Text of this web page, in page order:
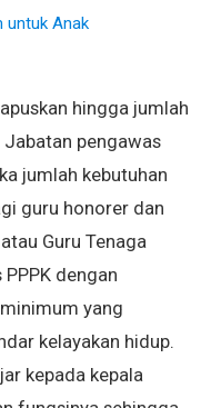
untuk Anak
hingga jumlah
pengawas
jumlah kebutuhan
guru honorer dan
Guru Tenaga
dengan
yang
kelayakan hidup.
kepada kepala